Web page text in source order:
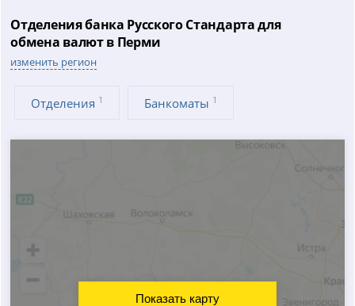
Отделения банка Русского Стандарта для
обмена валют в Перми
изменить регион
Отделения 1 Банкоматы 1
Показать карту